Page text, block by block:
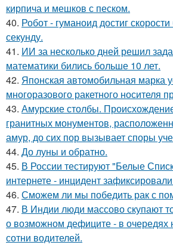
кирпича и мешков с песком.
40. Робот - гуманоид достиг
секунду.
41. ИИ за несколько дней решил
математики бились больше 10 лет.
42. Японская автомобильная марка
многоразового ракетного носителя
43. Амурские столбы.
гранитных монументов,
амур, до сих пор вызывает споры
44. До луны и обратно.
45. В России тестируют "Белые
интернете - инцидент
46. Сможем ли мы победить рак с
47. В Индии люди массово скупают
о возможном дефиците - в очередях
сотни водителей.